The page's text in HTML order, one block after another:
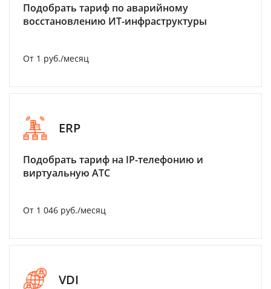
Подобрать тариф по аварийному
восстановлению ИТ-инфраструктуры
От 1 руб./месяц
ERP
Подобрать тариф на IP-телефонию и
виртуальную АТС
От 1 046 руб./месяц
VDI